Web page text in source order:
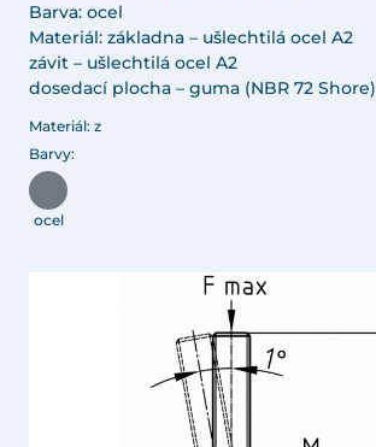
Barva: ocel
Materiál: základna – ušlechtilá ocel A2
závit – ušlechtilá ocel A2
dosedací plocha – guma (NBR 72 Shore)
Materiál: z
Barvy:
ocel